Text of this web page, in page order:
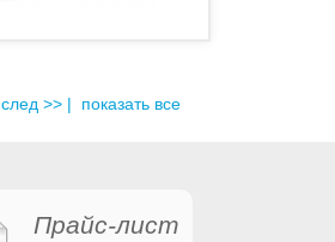
след >> | показать все
Прайс-лист